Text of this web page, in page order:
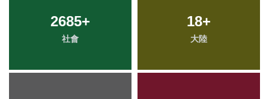
2685+
社會
18+
大陸